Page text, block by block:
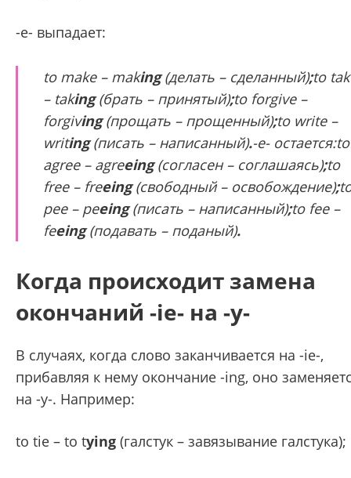
-е- выпадает:
to make – making(делать – сделанный);to
– taking(брать – принятый);to forgive –
forgiving(прощать – прощенный);to write –
writing(писать – написанный).-е- остается:to
agree – agreeing(согласен – соглашаясь);to
free – freeing(свободный – освобождение);
pee – peeing(писать – написанный);to fee –
feeing(подавать – поданый).
Когда происходит замена
окончаний -ie- на -у-
В случаях, когда слово заканчивается на -ie-,
прибавляя к нему окончание -ing, оно
на -у-. Например:
to tie – to tying (галстук – завязывание галстука);